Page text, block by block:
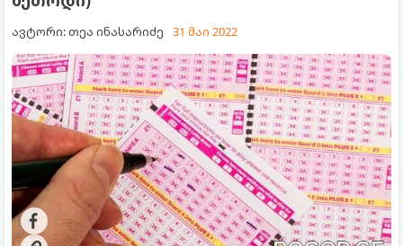
ავტორი: თეა ინასარიძე 31 მაი 2022